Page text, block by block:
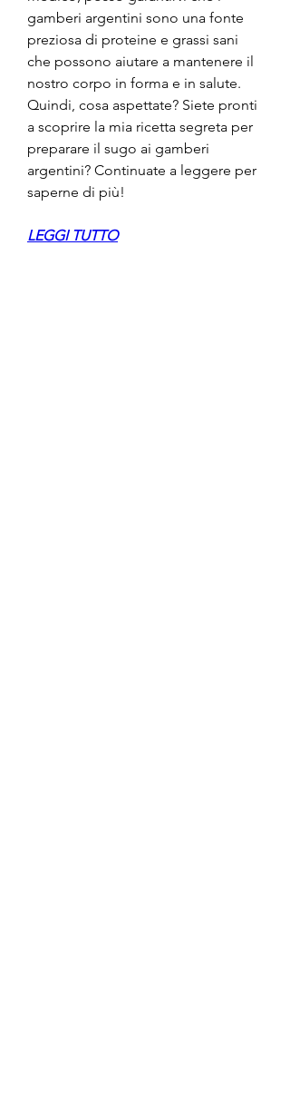
gamberi argentini sono una fonte
preziosa di proteine e grassi sani
che possono aiutare a mantenere il
nostro corpo in forma e in salute.
Quindi, cosa aspettate? Siete pronti
a scoprire la mia ricetta segreta per
preparare il sugo ai gamberi
argentini? Continuate a leggere per
saperne di più!
LEGGI TUTTO